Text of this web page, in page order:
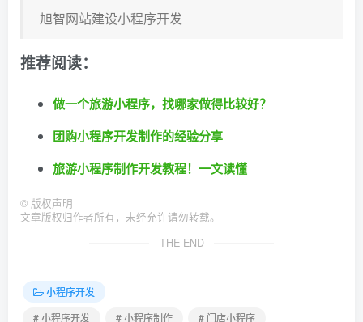
旭智网站建设小程序开发
推荐阅读：
做一个旅游小程序，找哪家做得比较好？
团购小程序开发制作的经验分享
旅游小程序制作开发教程！一文读懂
© 版权声明
文章版权归作者所有，未经允许请勿转载。
THE END
小程序开发
# 小程序开发
# 小程序制作
# 门店小程序